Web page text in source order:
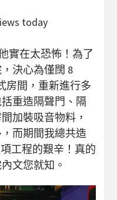
today
實在太恐怖！為了
決心為僅闊 8
房間，重新進行多
重造隔聲門、隔
加裝吸音物料，
而期間我總共造
工程的艱辛！真的
文您就知。